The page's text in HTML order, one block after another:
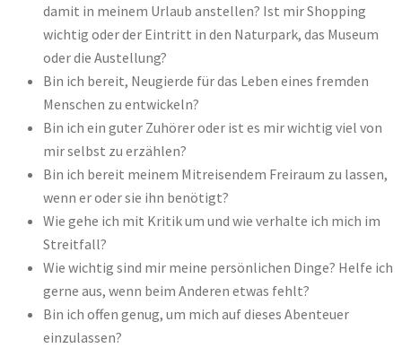
damit in meinem Urlaub anstellen? Ist mir Shopping
wichtig oder der Eintritt in den Naturpark, das Museum
oder die Austellung?
Bin ich bereit, Neugierde für das Leben eines fremden
Menschen zu entwickeln?
Bin ich ein guter Zuhörer oder ist es mir wichtig viel von
mir selbst zu erzählen?
Bin ich bereit meinem Mitreisendem Freiraum zu lassen,
wenn er oder sie ihn benötigt?
Wie gehe ich mit Kritik um und wie verhalte ich mich im
Streitfall?
Wie wichtig sind mir meine persönlichen Dinge? Helfe ich
gerne aus, wenn beim Anderen etwas fehlt?
Bin ich offen genug, um mich auf dieses Abenteuer
einzulassen?